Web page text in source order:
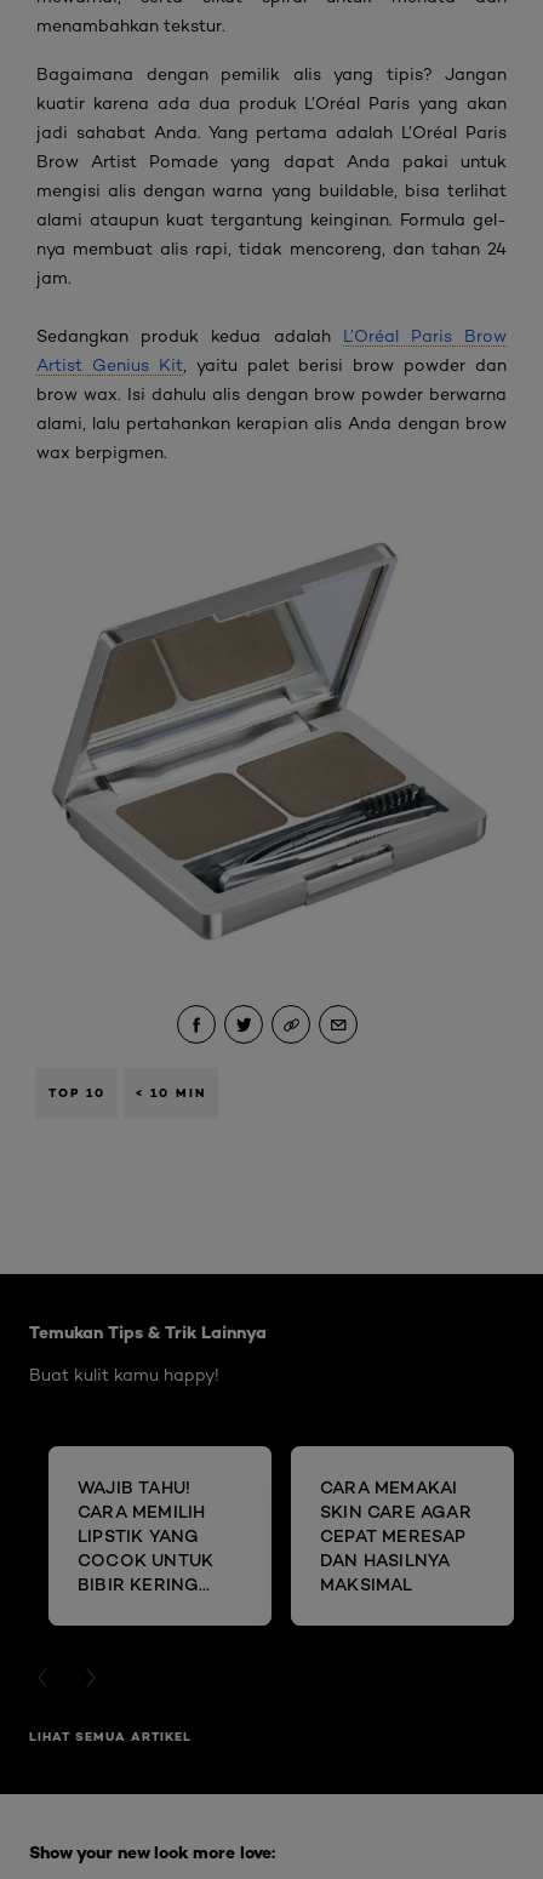
menambahkan tekstur.
Bagaimana dengan pemilik alis yang tipis? Jangan
kuatir karena ada dua produk L’Oréal Paris yang akan
jadi sahabat Anda. Yang pertama adalah L’Oréal Paris
Brow Artist Pomade yang dapat Anda pakai untuk
mengisi alis dengan warna yang buildable, bisa terlihat
alami ataupun kuat tergantung keinginan. Formula gel-
nya membuat alis rapi, tidak mencoreng, dan tahan 24
jam.
Sedangkan produk kedua adalah L’Oréal Paris Brow
Artist Genius Kit, yaitu palet berisi brow powder dan
brow wax. Isi dahulu alis dengan brow powder berwarna
alami, lalu pertahankan kerapian alis Anda dengan brow
wax berpigmen.
TOP 10 < 10 MIN
Temukan Tips & Trik Lainnya
Buat kulit kamu happy!
WAJIB TAHU!
CARA MEMILIH
LIPSTIK YANG
COCOK UNTUK
BIBIR KERING
CARA MEMAKAI
SKIN CARE AGAR
CEPAT MERESAP
DAN HASILNYA
MAKSIMAL
PREVIOUS CARD
NEXT CARD
LIHAT SEMUA ARTIKEL
Show your new look more love: